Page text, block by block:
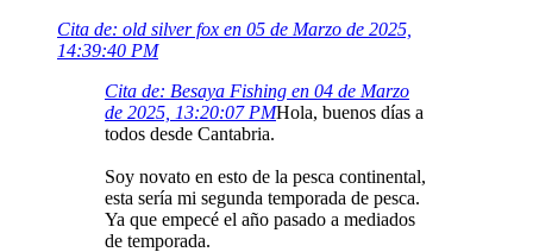
Cita de: old silver fox en 05 de Marzo de 2025,
14:39:40 PM
Cita de: Besaya Fishing en 04 de Marzo
de 2025, 13:20:07 PMHola, buenos días a
todos desde Cantabria.
Soy novato en esto de la pesca continental,
esta sería mi segunda temporada de pesca.
Ya que empecé el año pasado a mediados
de temporada.